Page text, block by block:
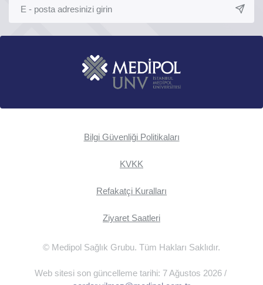
Bilgi Güvenliği Politikaları
KVKK
Refakatçi Kuralları
Ziyaret Saatleri
© Medipol Sağlık Grubu. Tüm Hakları Saklıdır.
Web sitesi son güncelleme tarihi: 7 Ağustos 2026 /